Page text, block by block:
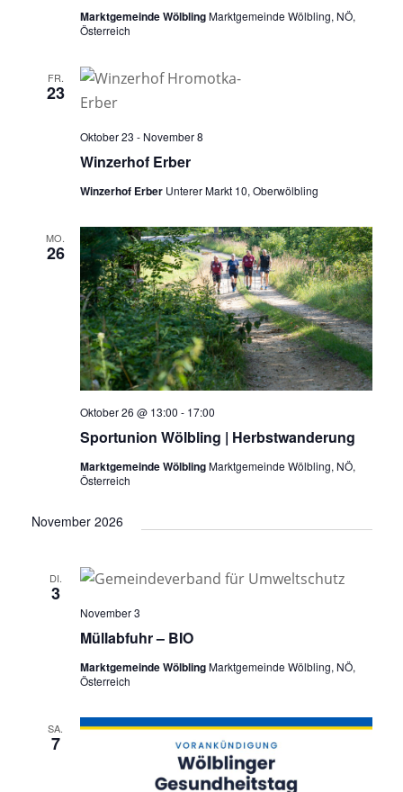
Marktgemeinde WölblingMarktgemeinde Wölbling, NÖ,
Österreich
FR.
23
Winzerhof Erber
Oktober 23 - November 8
Winzerhof Erber Unterer Markt 10, Oberwölbling
MO.
26
Sportunion Wölbling | Herbstwanderung
Oktober 26 @ 13:00 - 17:00
Marktgemeinde WölblingMarktgemeinde Wölbling, NÖ,
Österreich
November 2026
DI.
3
Müllabfuhr – BIO
November 3
Marktgemeinde WölblingMarktgemeinde Wölbling, NÖ,
Österreich
SA.
7